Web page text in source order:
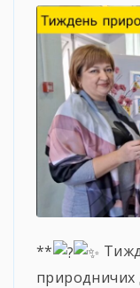
**
природничих